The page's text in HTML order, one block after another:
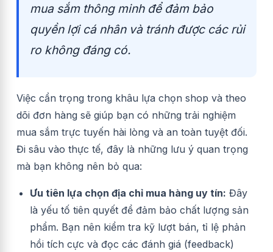
mua sắm thông minh để đảm bảo
quyền lợi cá nhân và tránh được các rủi
ro không đáng có.
Việc cẩn trọng trong khâu lựa chọn shop và theo
dõi đơn hàng sẽ giúp bạn có những trải nghiệm
mua sắm trực tuyến hài lòng và an toàn tuyệt đối.
Đi sâu vào thực tế, đây là những lưu ý quan trọng
mà bạn không nên bỏ qua:
Ưu tiên lựa chọn địa chỉ mua hàng uy tín: Đây
là yếu tố tiên quyết để đảm bảo chất lượng sản
phẩm. Bạn nên kiểm tra kỹ lượt bán, tỉ lệ phản
hồi tích cực và đọc các đánh giá (feedback)